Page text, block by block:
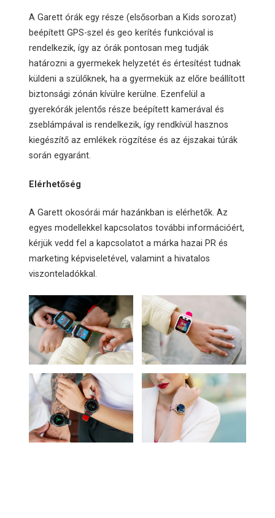
A Garett órák egy része (elsősorban a Kids sorozat)
beépített GPS-szel és geo kerítés funkcióval is
rendelkezik, így az órák pontosan meg tudják
határozni a gyermekek helyzetét és értesítést tudnak
küldeni a szülőknek, ha a gyermekük az előre beállított
biztonsági zónán kívülre kerülne. Ezenfelül a
gyerekórák jelentős része beépített kamerával és
zseblámpával is rendelkezik, így rendkívül hasznos
kiegészítő az emlékek rögzítése és az éjszakai túrák
során egyaránt.
Elérhetőség
A Garett okosórái már hazánkban is elérhetők. Az
egyes modellekkel kapcsolatos további információért,
kérjük vedd fel a kapcsolatot a márka hazai PR és
marketing képviseletével, valamint a hivatalos
viszonteladókkal.